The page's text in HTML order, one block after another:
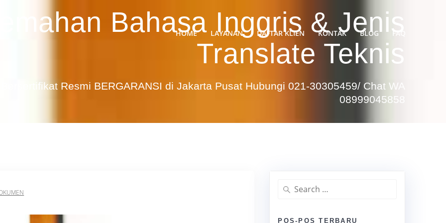
HOME LAYANAN DAFTAR KLIEN KONTAK BLOG FAQ
Bahasa Inggris & Jenis
Translate Teknis
Resmi BERGARANSI di Jakarta Pusat Hubungi 021-30305459/ Chat WA
08999045858
Search
for:
POS-POS TERBARU